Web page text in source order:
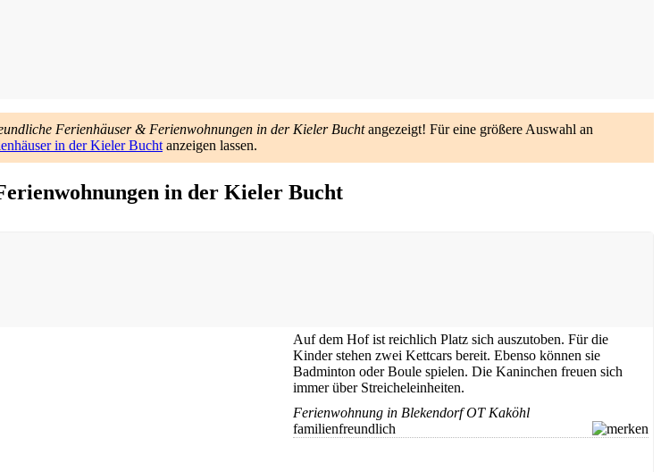
Ferienhäuser & Ferienwohnungen in der Kieler Buchtangezeigt! Für eine größere Auswahl an
in der Kieler Buchtanzeigen lassen.
in der Kieler Bucht
Auf dem Hof ist reichlich Platz sich auszutoben. Für die
Kinder stehen zwei Kettcars bereit. Ebenso können sie
Badminton oder Boule spielen. Die Kaninchen freuen sich
immer über Streicheleinheiten.
Ferienwohnung in Blekendorf OT Kaköhl
familienfreundlich